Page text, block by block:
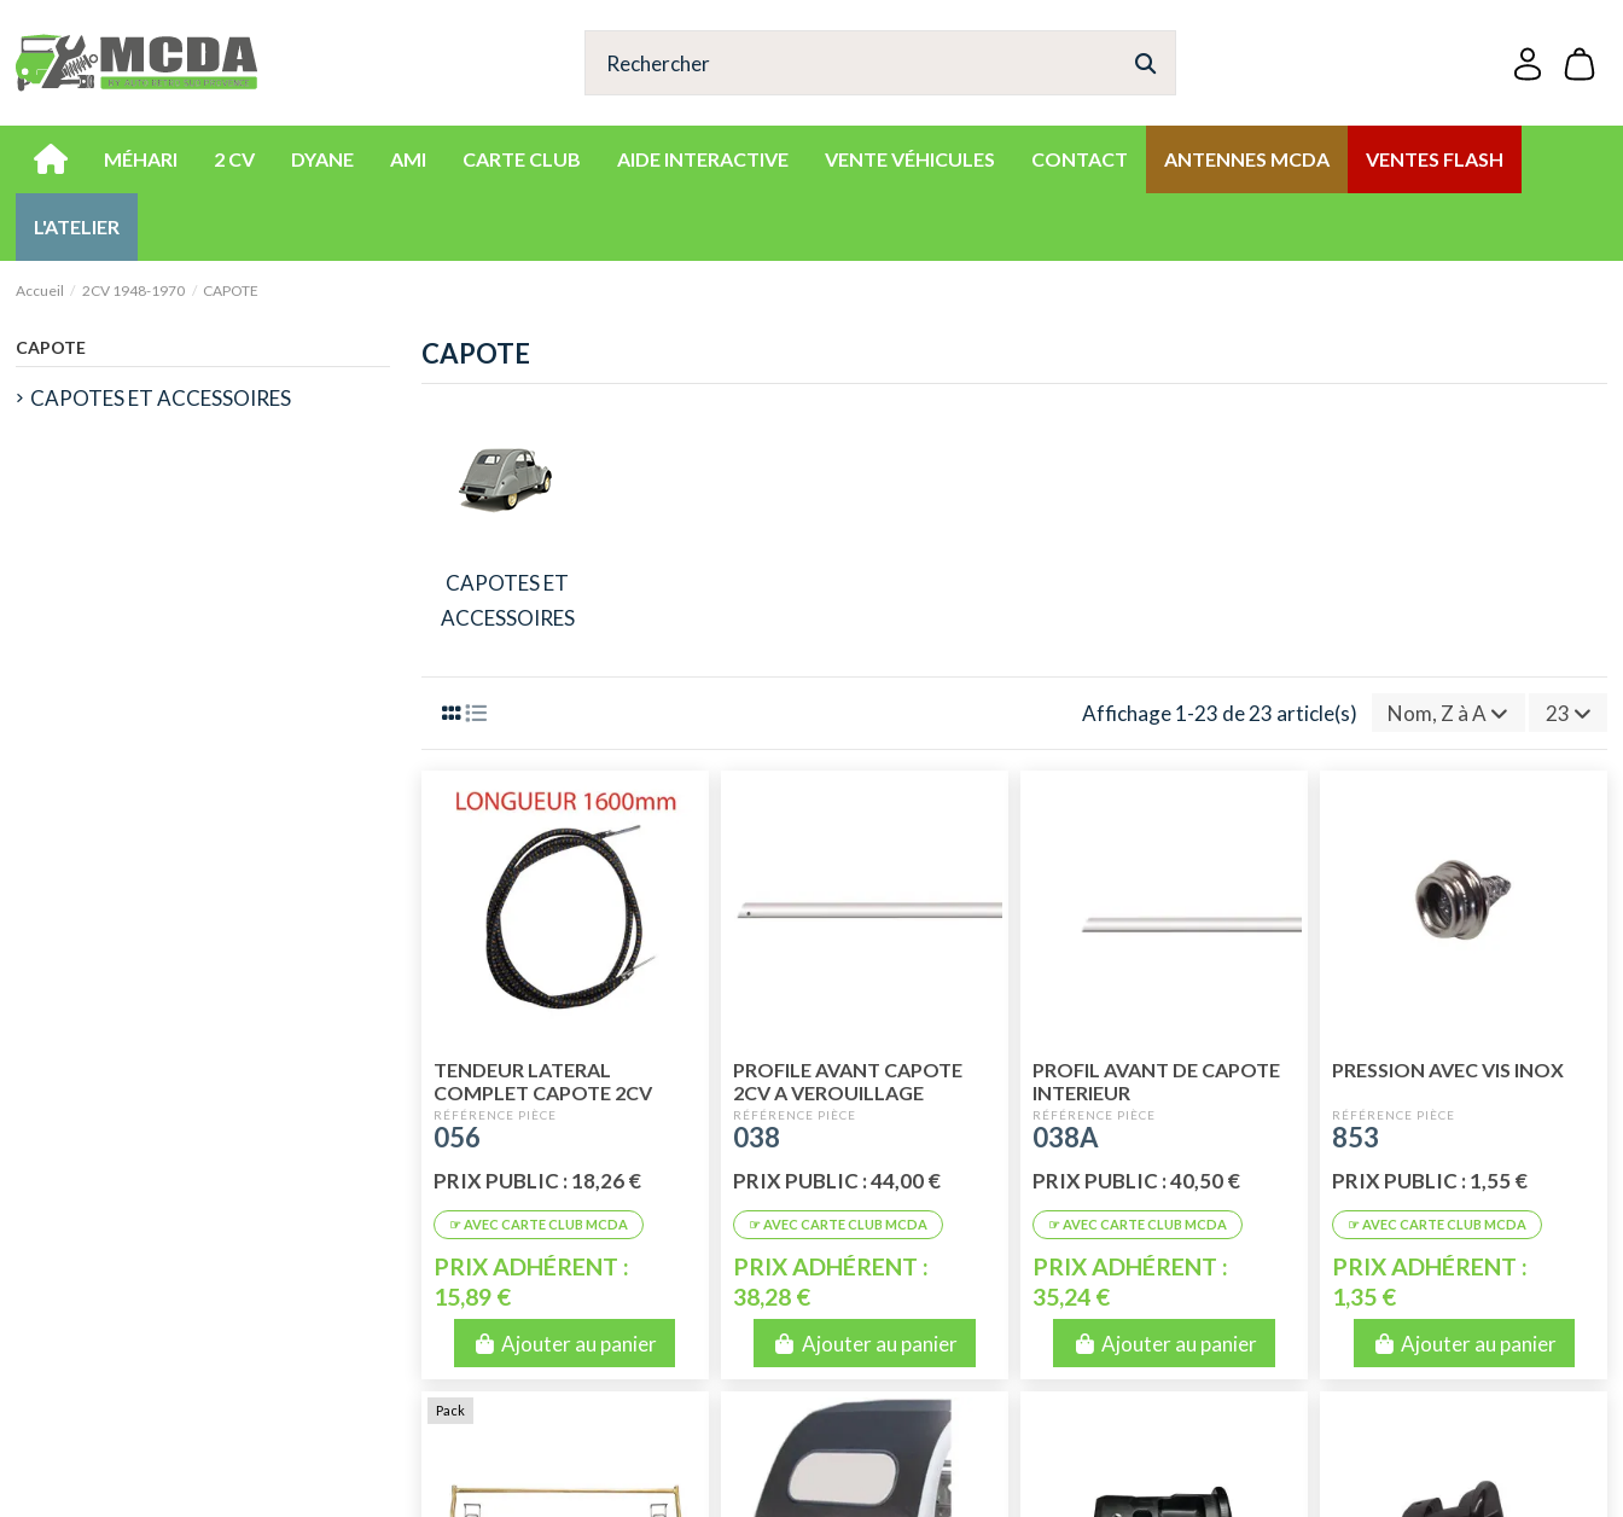
MÉHARI 2 CV DYANE AMI CARTE CLUB AIDE INTERACTIVE VENTE VÉHICULES CONTACT ANTENNES MCDA VENTES FLASH
L'ATELIER
Accueil 2CV 1948-1970 CAPOTE
CAPOTE
CAPOTES ET
ACCESSOIRES
Affichage 1-23 de 23 article(s) Nom, Z à A 23
TENDEUR LATERAL
COMPLET CAPOTE 2CV
056
PRIX PUBLIC : 18,26 €
PRIX ADHÉRENT :
15,89 €
Ajouter au panier
PROFILE AVANT CAPOTE
2CV A VEROUILLAGE
EXTÉRIEUR
038
PRIX PUBLIC : 44,00 €
PRIX ADHÉRENT :
38,28 €
Ajouter au panier
PROFIL AVANT DE CAPOTE
INTERIEUR
038A
PRIX PUBLIC : 40,50 €
PRIX ADHÉRENT :
35,24 €
Ajouter au panier
PRESSION AVEC VIS INOX
853
PRIX PUBLIC : 1,55 €
PRIX ADHÉRENT :
1,35 €
Ajouter au panier
Pack
CAPOTE
CAPOTES ET ACCESSOIRES